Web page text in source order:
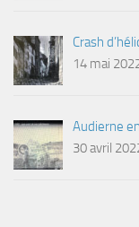
Crash
14 mai
Audierne
30 avril